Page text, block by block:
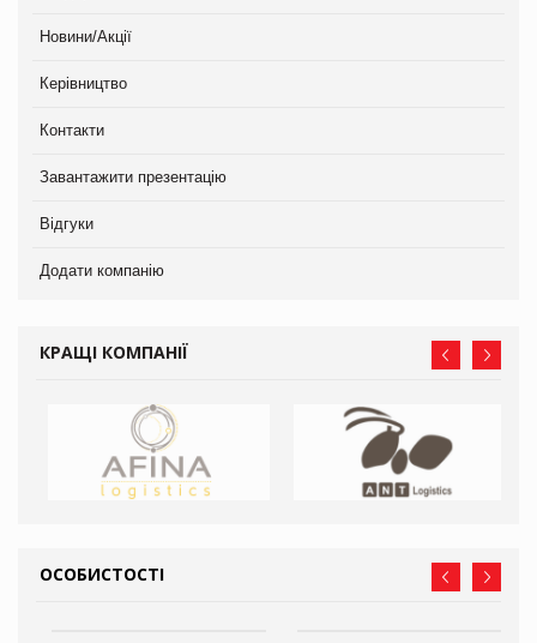
Новини/Акції
Керівництво
Контакти
Завантажити презентацію
Відгуки
Додати компанію
КРАЩІ КОМПАНІЇ
ОСОБИСТОСТІ